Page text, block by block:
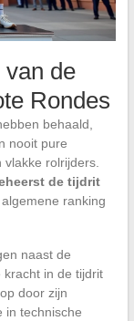
de
Rondes
behaald,
nooit pure
vlakke rolrijders.
de tijdrit
ranking
naast de
in de tijdrit
door zijn
in technische